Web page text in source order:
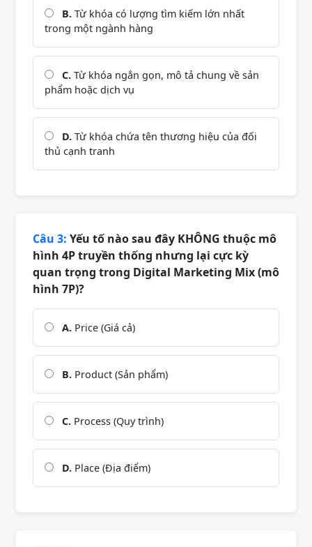
B. Từ khóa có lượng tìm kiếm lớn nhất
trong một ngành hàng
C. Từ khóa ngắn gọn, mô tả chung về sản
phẩm hoặc dịch vụ
D. Từ khóa chứa tên thương hiệu của đối
thủ cạnh tranh
Câu 3: Yếu tố nào sau đây KHÔNG thuộc mô
hình 4P truyền thống nhưng lại cực kỳ
quan trọng trong Digital Marketing Mix (mô
hình 7P)?
A. Price (Giá cả)
B. Product (Sản phẩm)
C. Process (Quy trình)
D. Place (Địa điểm)